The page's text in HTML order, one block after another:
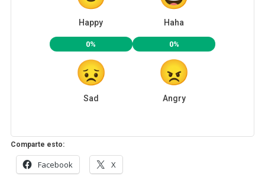
Happy Haha
0%
Sad
0%
Angry
Comparte esto:
Facebook X